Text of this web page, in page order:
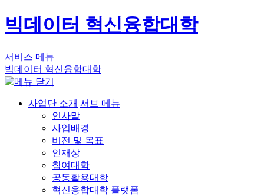
빅데이터 혁신융합대학
서비스 메뉴
빅데이터 혁신융합대학
사업단 소개 서브 메뉴
인사말
사업배경
비전 및 목표
인재상
참여대학
공동활용대학
혁신융합대학 플랫폼